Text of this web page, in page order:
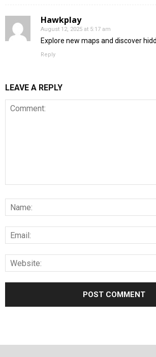
Hawkplay
August 12, 2025 at 5:17 am
Explore new maps and discover
Reply
LEAVE A REPLY